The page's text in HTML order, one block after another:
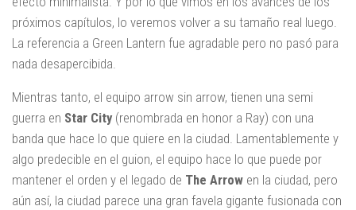
próximos capítulos, lo veremos volver a su tamaño real luego.
La referencia a Green Lantern fue agradable pero no pasó para
nada desapercibida.
Mientras tanto, el equipo arrow sin arrow, tienen una semi
guerra en Star City (renombrada en honor a Ray) con una
banda que hace lo que quiere en la ciudad. Lamentablemente y
algo predecible en el guion, el equipo hace lo que puede por
mantener el orden y el legado de The Arrow en la ciudad, pero
aún así, la ciudad parece una gran favela gigante fusionada con